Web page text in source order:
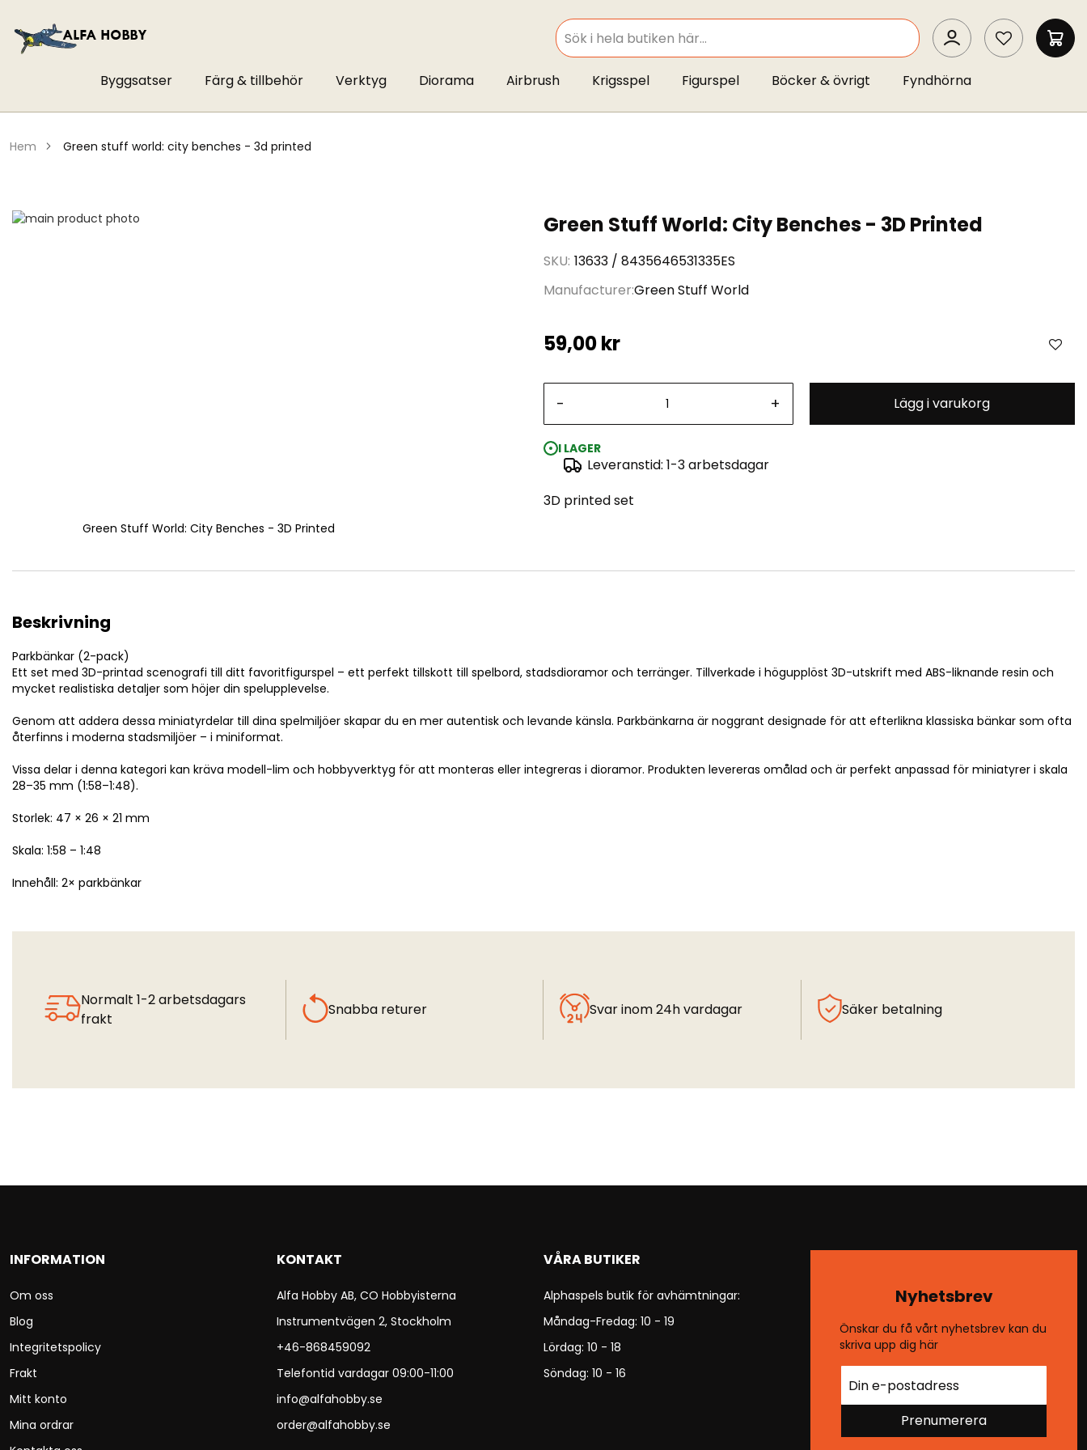
SEARCH
SEARCH
MIN
Byggsatser Färg & tillbehör Verktyg Diorama Airbrush Krigsspel Figurspel Böcker & övrigt Fyndhörna
hem green stuff world: city benches - 3d printed
Green Stuff World: City Benches - 3D Printed
SKU 13633 / 8435646531335ES
ManufacturerGreen Stuff World
59,00 kr
- + Lägg i varukorg
I LAGER
Leveranstid: 1-3 arbetsdagar
3D printed set
Hoppa
Green Stuff World: City Benches - 3D Printed
Beskrivning
Parkbänkar (2-pack)
Ett set med 3D-printad scenografi till ditt favoritfigurspel – ett perfekt tillskott till spelbord, stadsdioramor och terränger. Tillverkade i högupplöst 3D-utskrift med ABS-liknande resin och
mycket realistiska detaljer som höjer din spelupplevelse.
Genom att addera dessa miniatyrdelar till dina spelmiljöer skapar du en mer autentisk och levande känsla. Parkbänkarna är noggrant designade för att efterlikna klassiska bänkar som ofta
återfinns i moderna stadsmiljöer – i miniformat.
Vissa delar i denna kategori kan kräva modell-lim och hobbyverktyg för att monteras eller integreras i dioramor. Produkten levereras omålad och är perfekt anpassad för miniatyrer i skala
28–35 mm (1:58–1:48).
Storlek: 47 × 26 × 21 mm
Skala: 1:58 – 1:48
Innehåll: 2× parkbänkar
Normalt 1-2 arbetsdagars
frakt
Snabba returer Svar inom 24h vardagar Säker betalning
INFORMATION
Om oss
Blog
Integritetspolicy
Frakt
Mitt konto
Mina ordrar
KONTAKT
Alfa Hobby AB, CO Hobbyisterna
Instrumentvägen 2, Stockholm
+46-868459092
Telefontid vardagar 09:00-11:00
info@alfahobby.se
order@alfahobby.se
VÅRA BUTIKER
Alphaspels butik för avhämtningar:
Måndag-Fredag: 10 - 19
Lördag: 10 - 18
Söndag: 10 - 16
Nyhetsbrev
Önskar du få vårt nyhetsbrev kan du
skriva upp dig här
Prenumerera